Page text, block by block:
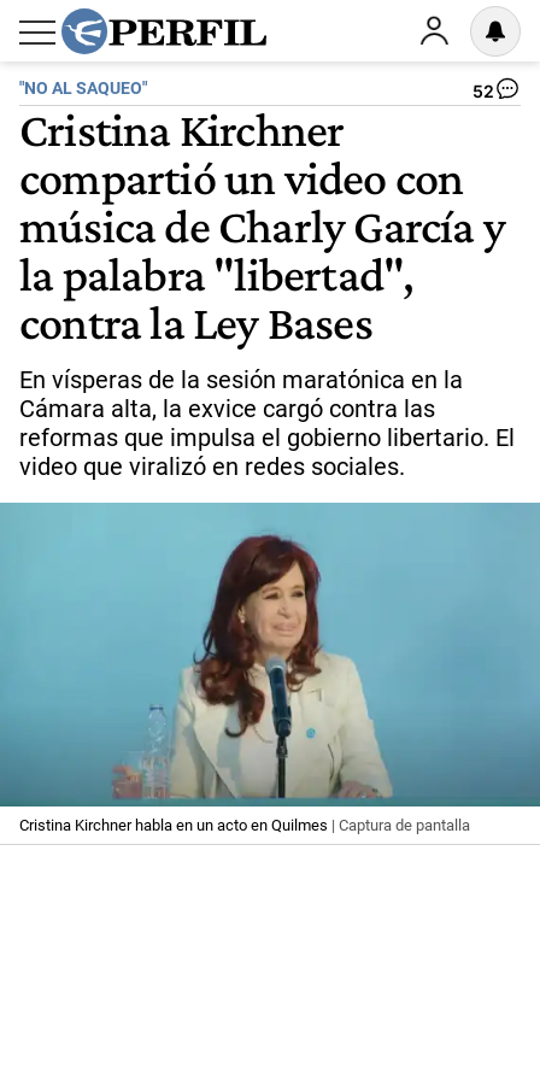
"NO AL SAQUEO" 52
Cristina Kirchner
compartió un video con
música de Charly García y
la palabra "libertad",
contra la Ley Bases
En vísperas de la sesión maratónica en la
Cámara alta, la exvice cargó contra las
reformas que impulsa el gobierno libertario. El
video que viralizó en redes sociales.
Cristina Kirchner habla en un acto en Quilmes | Captura de pantalla